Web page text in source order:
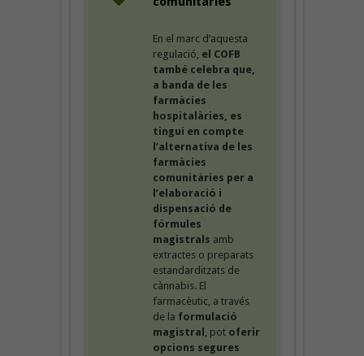
En el marc d’aquesta
regulació, el COFB
també celebra que,
a banda de les
farmàcies
hospitalàries, es
tingui en compte
l’alternativa de les
farmàcies
comunitàries per a
l’elaboració i
dispensació de
fórmules
magistrals amb
extractes o preparats
estandarditzats de
cànnabis. El
farmacèutic, a través
de la formulació
magistral , pot oferir
opcions segures